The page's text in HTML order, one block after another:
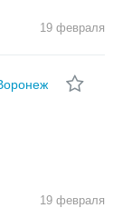
19 февраля
19 февраля